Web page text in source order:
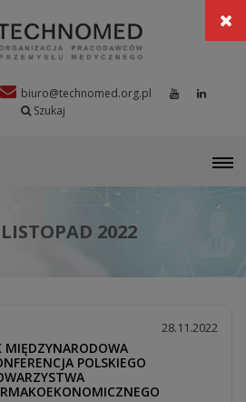
biuro@technomed.org.pl
Szukaj
2022
28.11.2022
MIĘDZYNARODOWA
POLSKIEGO